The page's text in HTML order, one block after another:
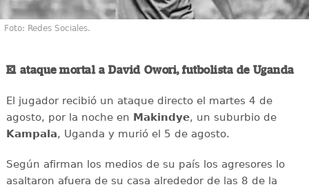
Foto: Redes Sociales.
El ataque mortal a David Owori, futbolista de Uganda
El jugador recibió un ataque directo el martes 4 de
agosto, por la noche en Makindye, un suburbio de
Kampala, Uganda y murió el 5 de agosto.
Según afirman los medios de su país los agresores lo
asaltaron afuera de su casa alrededor de las 8 de la